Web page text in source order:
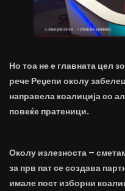
Но тоа не е главната цел
рече Реџепи околу
направела коалиција со
повеќе пратеници.
Околу излезноста –
за прв пат се создава
имале пост изборни